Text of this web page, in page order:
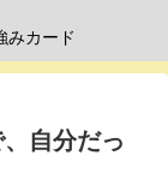
みカード
自分だっ